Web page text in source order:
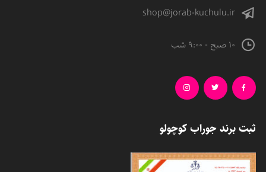
shop@jorab-kuchulu.ir
10 صبح - 9:00 شب
ثبت برند جوراب کوچولو